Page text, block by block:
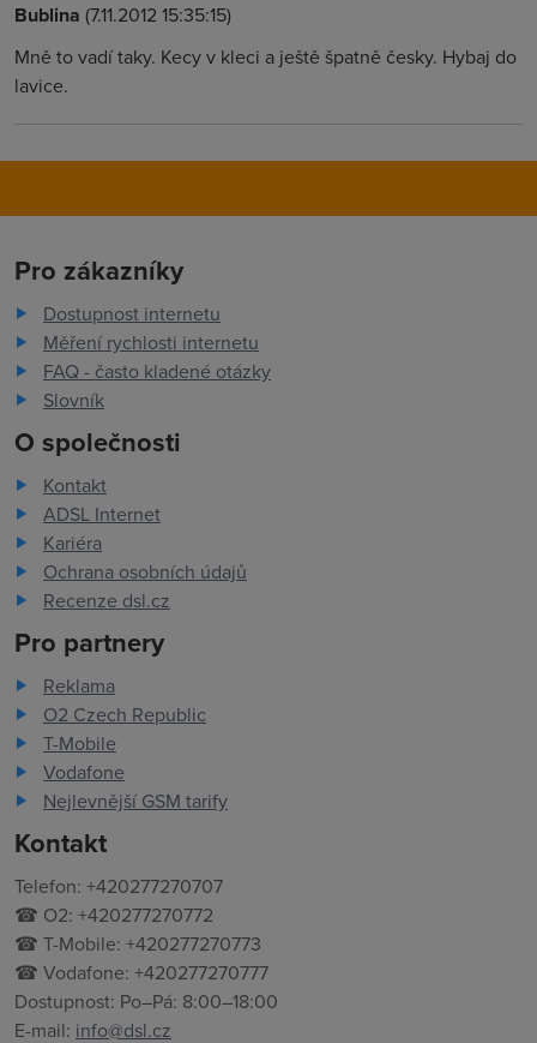
Bublina (7.11.2012 15:35:15)
Mně to vadí taky. Kecy v kleci a ještě špatně česky. Hybaj do
lavice.
Pro zákazníky
Dostupnost internetu
Měření rychlosti internetu
FAQ - často kladené otázky
Slovník
O společnosti
Kontakt
ADSL Internet
Kariéra
Ochrana osobních údajů
Recenze dsl.cz
Pro partnery
Reklama
O2 Czech Republic
T-Mobile
Vodafone
Nejlevnější GSM tarify
Kontakt
Telefon: +420277270707
☎ O2: +420277270772
☎ T-Mobile: +420277270773
☎ Vodafone: +420277270777
Dostupnost: Po–Pá: 8:00–18:00
E-mail: info@dsl.cz